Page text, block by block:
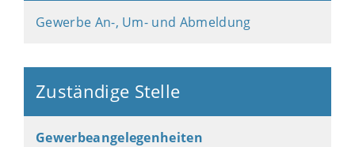
Gewerbe An-, Um- und Abmeldung
Zuständige Stelle
Gewerbeangelegenheiten